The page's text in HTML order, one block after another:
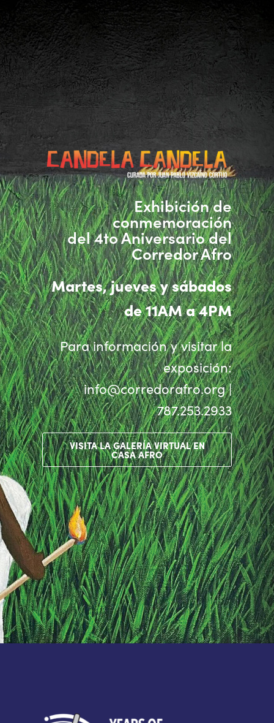
Exhibición de
conmemoración
del 4to Aniversario del
Corredor Afro
Martes, jueves y sábados
de 11AM a 4PM
Para información y visitar la
exposición:
info@corredorafro.org |
787.253.2933
VISITA LA GALERÍA VIRTUAL EN
CASA AFRO